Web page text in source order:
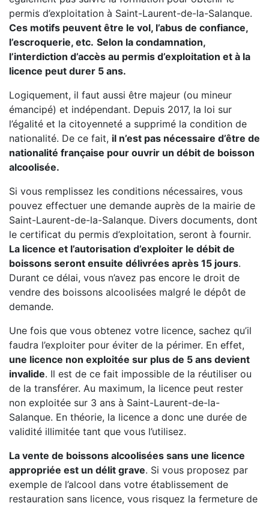
permis d’exploitation à Saint-Laurent-de-la-Salanque.
Ces motifs peuvent être le vol, l’abus de confiance,
l’escroquerie, etc. Selon la condamnation,
l’interdiction d’accès au permis d’exploitation et à la
licence peut durer 5 ans.
Logiquement, il faut aussi être majeur (ou mineur
émancipé) et indépendant. Depuis 2017, la loi sur
l’égalité et la citoyenneté a supprimé la condition de
nationalité. De ce fait, il n’est pas nécessaire d’être de
nationalité française pour ouvrir un débit de boisson
alcoolisée.
Si vous remplissez les conditions nécessaires, vous
pouvez effectuer une demande auprès de la mairie de
Saint-Laurent-de-la-Salanque. Divers documents, dont
le certificat du permis d’exploitation, seront à fournir.
La licence et l’autorisation d’exploiter le débit de
boissons seront ensuite délivrées après 15 jours.
Durant ce délai, vous n’avez pas encore le droit de
vendre des boissons alcoolisées malgré le dépôt de
demande.
Une fois que vous obtenez votre licence, sachez qu’il
faudra l’exploiter pour éviter de la périmer. En effet,
une licence non exploitée sur plus de 5 ans devient
invalide. Il est de ce fait impossible de la réutiliser ou
de la transférer. Au maximum, la licence peut rester
non exploitée sur 3 ans à Saint-Laurent-de-la-
Salanque. En théorie, la licence a donc une durée de
validité illimitée tant que vous l’utilisez.
La vente de boissons alcoolisées sans une licence
appropriée est un délit grave. Si vous proposez par
exemple de l’alcool dans votre établissement de
restauration sans licence, vous risquez la fermeture de